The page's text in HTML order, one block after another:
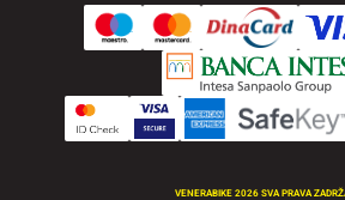
VENERABIKE 2026 SVA PRAVA